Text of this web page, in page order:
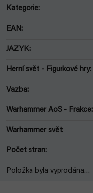
Kategorie:
EAN:
JAZYK:
Herní svět - Figurkové hry:
Vazba:
Warhammer AoS - Frakce:
Warhammer svět:
Počet stran:
Položka byla vyprodána…